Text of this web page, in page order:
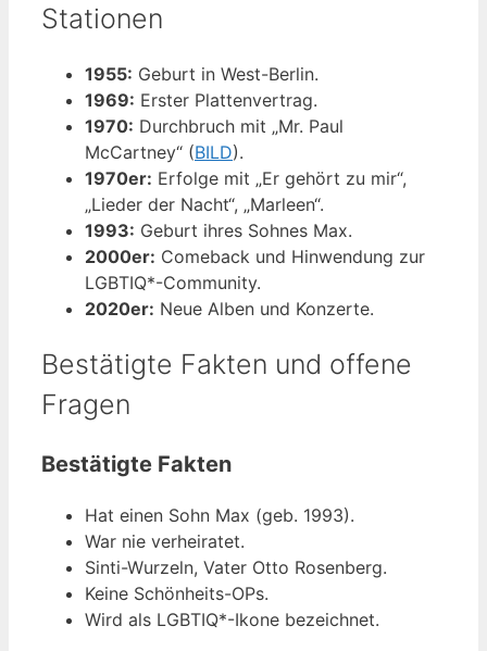
Stationen
1955: Geburt in West-Berlin.
1969: Erster Plattenvertrag.
1970: Durchbruch mit „Mr. Paul
McCartney“ (BILD).
1970er: Erfolge mit „Er gehört zu mir“,
„Lieder der Nacht“, „Marleen“.
1993: Geburt ihres Sohnes Max.
2000er: Comeback und Hinwendung zur
LGBTIQ*-Community.
2020er: Neue Alben und Konzerte.
Bestätigte Fakten und offene
Fragen
Bestätigte Fakten
Hat einen Sohn Max (geb. 1993).
War nie verheiratet.
Sinti-Wurzeln, Vater Otto Rosenberg.
Keine Schönheits-OPs.
Wird als LGBTIQ*-Ikone bezeichnet.